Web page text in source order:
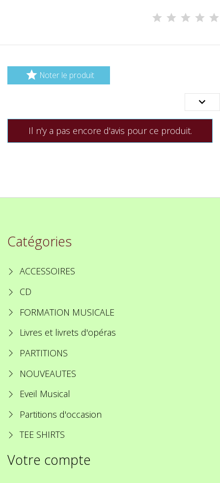
 Noter le produit

Il n'y a pas encore d'avis pour ce produit.
Catégories
ACCESSOIRES
CD
FORMATION MUSICALE
Livres et livrets d'opéras
PARTITIONS
NOUVEAUTES
Eveil Musical
Partitions d'occasion
TEE SHIRTS
Votre compte